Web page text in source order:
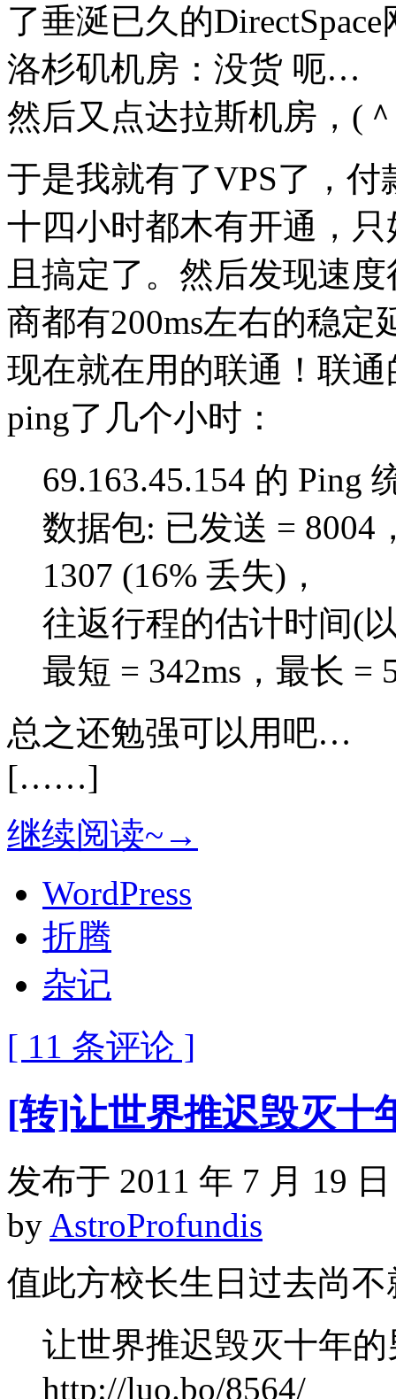
了垂涎已久的
洛杉矶机房：没货 呃…
然后又点达拉斯机房，(
于是我就有了VPS了，
十四小时都木有开通，
且搞定了。然后发现速
商都有200ms左右的稳
现在就在用的联通！联
ping了几个小时：
69.163.45.154 的 Ping
数据包: 已发送 = 8004
1307 (16% 丢失)，
往返行程的估计时间(
最短 = 342ms，最长 =
总之还勉强可以用吧…
[……]
继续阅读~→
WordPress
折腾
杂记
[ 11 条评论 ]
[转]让世界推迟毁灭十
发布于 2011 年 7 月 19 日
by AstroProfundis
值此方校长生日过去尚
让世界推迟毁灭十年的
http://luo.bo/8564/